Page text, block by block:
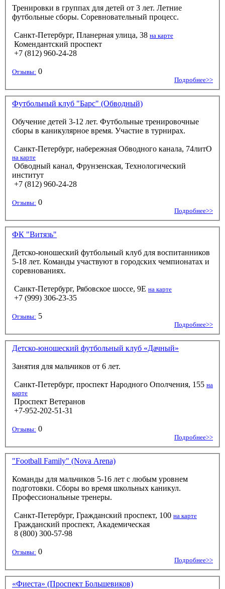
Тренировки в группах для детей от 3 лет. Летние
футбольные сборы. Соревновательный процесс.
Санкт-Петербург, Планерная улица, 38 на карте
Комендантский проспект
+7 (812) 960-24-28
Отзывы: 0
Подробнее>>
Футбольный клуб "Барс" (Обводный)
Обучение детей 3-12 лет. Футбольные тренировочные
сборы в каникулярное время. Участие в турнирах.
Санкт-Петербург, набережная Обводного канала, 74литО
на карте
Обводный канал, Фрунзенская, Технологический
институт
+7 (812) 960-24-28
Отзывы: 0
Подробнее>>
ФК "Витязь"
Детско-юношеский футбольный клуб для воспитанников
5-18 лет. Команды участвуют в городских чемпионатах и
соревнованиях.
Санкт-Петербург, Рябовское шоссе, 9Е на карте
+7 (999) 306-23-35
Отзывы: 5
Подробнее>>
Детско-юношеский футбольный клуб «Дачный»
Занятия для мальчиков от 6 лет.
Санкт-Петербург, проспект Народного Ополчения, 155 на
карте
Проспект Ветеранов
+7-952-202-51-31
Отзывы: 0
Подробнее>>
"Football Family" (Nova Arena)
Команды для мальчиков 5-16 лет с любым уровнем
подготовки. Сборы во время школьных каникул.
Профессиональные тренеры.
Санкт-Петербург, Гражданский проспект, 100 на карте
Гражданский проспект, Академическая
8 (800) 300-57-98
Отзывы: 0
Подробнее>>
«Фиеста» (Проспект Большевиков)